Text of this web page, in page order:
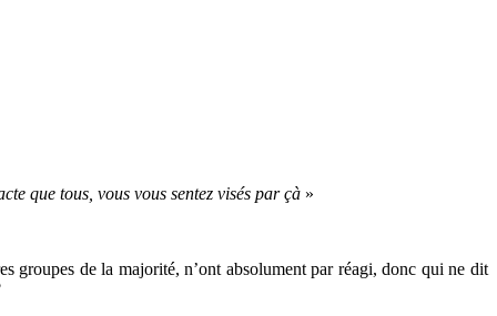
que tous, vous vous sentez visés par çà »
groupes de la majorité, n’ont absolument par réagi, donc qui ne dit